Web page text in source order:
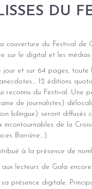
DU
couverture du Festival de
sur le digital et les médias
et sur 64 pages, toute
12 éditions
reconnu du Festival. Une
de journalistes)
bilingue) seront diffusés
incontournables de la
Barrière…).
à la présence de
lecteurs de Gala encore
présence digitale.